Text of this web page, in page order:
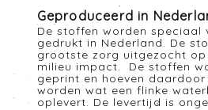
Geproduceerd in
De stoffen worden speciaal
gedrukt in Nederland. De
grootste zorg uitgezocht
milieu impact. De stoffen
geprint en hoeven
worden wat een flinke
oplevert. De levertijd is